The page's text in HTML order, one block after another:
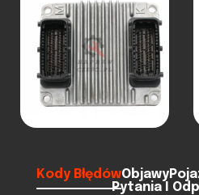
Kody BłędówObjawy
Pytania I